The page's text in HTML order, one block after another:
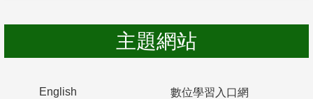
主題網站
English 數位學習入口網